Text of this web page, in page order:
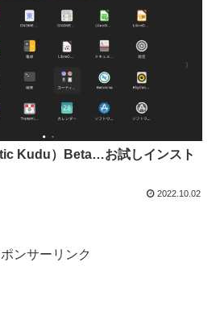
Kudu）Beta…お試しインスト
2022.10.02
ンサーリンク